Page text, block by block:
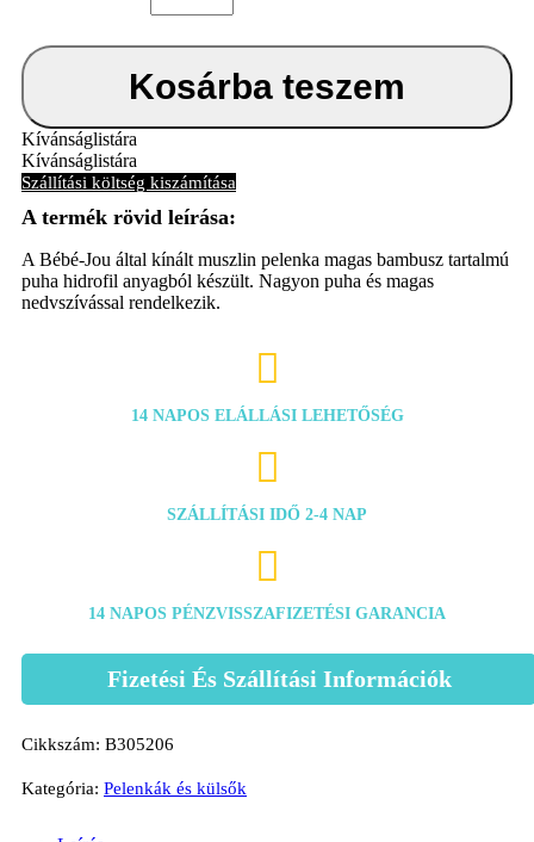
A Bébé-Jou által kínált muszlin pelenka magas bambusz tartalmú
puha hidrofil anyagból készült. Nagyon puha és magas
nedvszívással rendelkezik.
mennyiség
Kosárba teszem
Kívánságlistára
Kívánságlistára
Szállítási költség kiszámítása

14 NAPOS ELÁLLÁSI LEHETŐSÉG

SZÁLLÍTÁSI IDŐ 2-4 NAP

14 NAPOS PÉNZVISSZAFIZETÉSI GARANCIA
Fizetési És Szállítási Információk
Cikkszám: B305206
Kategória: Pelenkák és külsők